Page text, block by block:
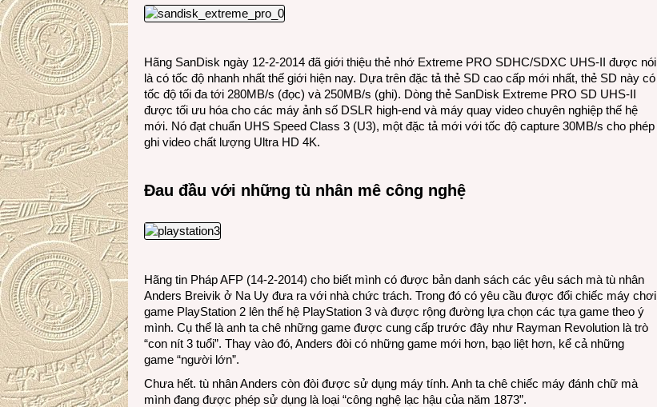
Hãng SanDisk ngày 12-2-2014 đã giới thiệu thẻ nhớ Extreme PRO SDHC/SDXC UHS-II được nói
là có tốc độ nhanh nhất thế giới hiện nay. Dựa trên đặc tả thẻ SD cao cấp mới nhất, thẻ SD này có
tốc độ tối đa tới 280MB/s (đọc) và 250MB/s (ghi). Dòng thẻ SanDisk Extreme PRO SD UHS-II
được tối ưu hóa cho các máy ảnh số DSLR high-end và máy quay video chuyên nghiệp thế hệ
mới. Nó đạt chuẩn UHS Speed Class 3 (U3), một đặc tả mới với tốc độ capture 30MB/s cho phép
ghi video chất lượng Ultra HD 4K.
Đau đầu với những tù nhân mê công nghệ
Hãng tin Pháp AFP (14-2-2014) cho biết mình có được bản danh sách các yêu sách mà tù nhân
Anders Breivik ở Na Uy đưa ra với nhà chức trách. Trong đó có yêu cầu được đổi chiếc máy chơi
game PlayStation 2 lên thế hệ PlayStation 3 và được rộng đường lựa chọn các tựa game theo ý
mình. Cụ thể là anh ta chê những game được cung cấp trước đây như Rayman Revolution là trò
“con nít 3 tuổi”. Thay vào đó, Anders đòi có những game mới hơn, bạo liệt hơn, kể cả những
game “người lớn”.
Chưa hết. tù nhân Anders còn đòi được sử dụng máy tính. Anh ta chê chiếc máy đánh chữ mà
mình đang được phép sử dụng là loại “công nghệ lạc hậu của năm 1873”.